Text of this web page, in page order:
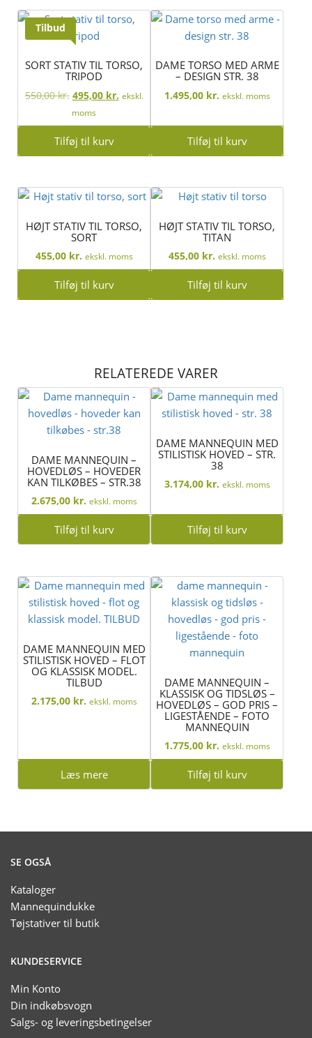
Tilbud
SORT STATIV TIL TORSO,
TRIPOD
550,00kr. Den
oprindelige
pris
var:
495,00 kr.Den
pris
ekskl.
moms
Tilføj til kurv
DAME TORSO MED ARME
– DESIGN STR. 38
1.495,00 kr. ekskl. moms
Tilføj til kurv
HØJT STATIV TIL TORSO,
SORT
455,00 kr. ekskl. moms
Tilføj til kurv
HØJT STATIV TIL TORSO,
TITAN
455,00 kr. ekskl. moms
Tilføj til kurv
RELATEREDE VARER
DAME MANNEQUIN –
HOVEDLØS – HOVEDER
KAN TILKØBES – STR.38
2.675,00 kr. ekskl. moms
Tilføj til kurv
DAME MANNEQUIN MED
STILISTISK HOVED – STR.
38
3.174,00 kr. ekskl. moms
Tilføj til kurv
DAME MANNEQUIN MED
STILISTISK HOVED – FLOT
OG KLASSISK MODEL.
TILBUD
2.175,00 kr. ekskl. moms
Læs mere
DAME MANNEQUIN –
KLASSISK OG TIDSLØS –
HOVEDLØS – GOD PRIS –
LIGESTÅENDE – FOTO
MANNEQUIN
1.775,00 kr. ekskl. moms
Tilføj til kurv
SE OGSÅ
Kataloger
Mannequindukke
Tøjstativer til butik
KUNDESERVICE
Min Konto
Din indkøbsvogn
Salgs- og leveringsbetingelser